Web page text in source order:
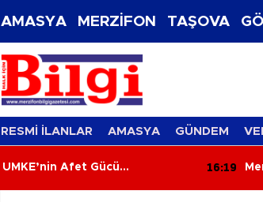
AMASYA MERZİFON TAŞOVA
RESMİ İLANLAR AMASYA GÜNDEM
UMKE’nin Afet Gücü
16:19